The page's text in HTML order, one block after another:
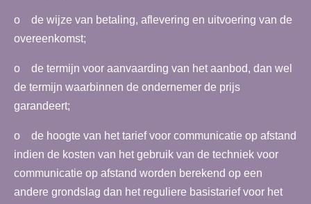
o de wijze van betaling, aflevering en uitvoering van de
overeenkomst;
o de termijn voor aanvaarding van het aanbod, dan wel
de termijn waarbinnen de ondernemer de prijs
garandeert;
o de hoogte van het tarief voor communicatie op afstand
indien de kosten van het gebruik van de techniek voor
communicatie op afstand worden berekend op een
andere grondslag dan het reguliere basistarief voor het